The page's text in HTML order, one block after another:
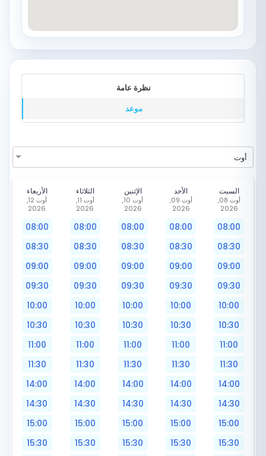
نظرة عامة
موعد
أوت
الأربعاء
أوت 12,
2026
08:00
08:30
09:00
09:30
10:00
10:30
11:00
11:30
14:00
14:30
15:00
15:30
الثلاثاء
أوت 11,
2026
08:00
08:30
09:00
09:30
10:00
10:30
11:00
11:30
14:00
14:30
15:00
15:30
الإثنين
أوت 10,
2026
08:00
08:30
09:00
09:30
10:00
10:30
11:00
11:30
14:00
14:30
15:00
15:30
الأحد
أوت 09,
2026
08:00
08:30
09:00
09:30
10:00
10:30
11:00
11:30
14:00
14:30
15:00
15:30
السبت
أوت 08,
2026
08:00
08:30
09:00
09:30
10:00
10:30
11:00
11:30
14:00
14:30
15:00
15:30